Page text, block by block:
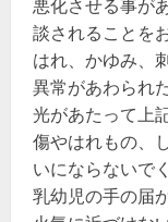
悪化させる事が
談されることを
はれ、かゆみ、
異常があわられ
光があたって上
傷やはれもの、
いにならないで
乳幼児の手の届